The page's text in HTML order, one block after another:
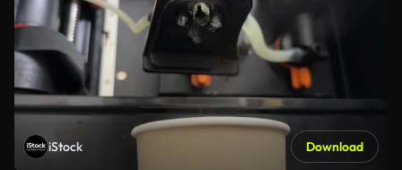
iStock Download